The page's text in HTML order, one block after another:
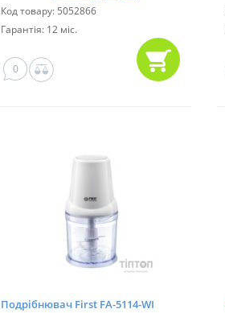
Код товару: 5052866
Гарантія: 12 міс.
0
Подрібнювач First FA-5114-WI